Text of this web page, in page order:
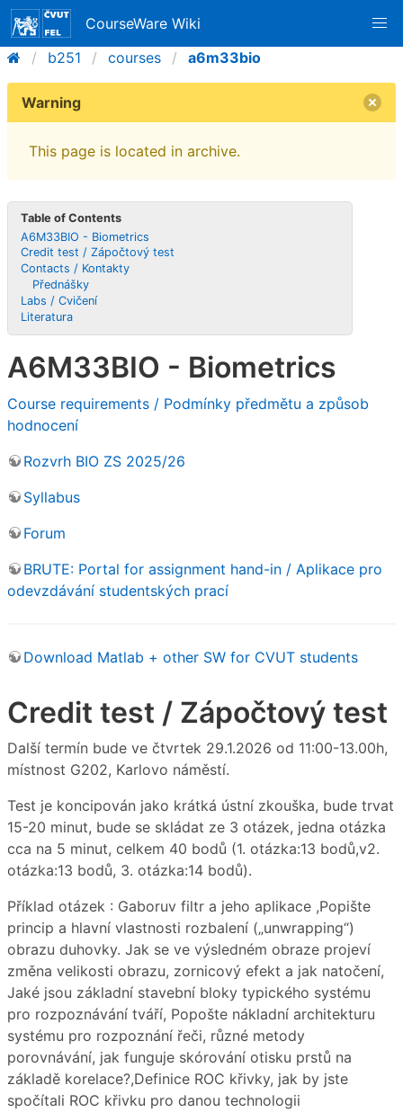
CourseWare Wiki
b251
courses a6m33bio
Warning
This page is located in archive.
Table of Contents
A6M33BIO - Biometrics
Credit test / Zápočtový test
Contacts / Kontakty
Přednášky
Labs / Cvičení
Literatura
A6M33BIO - Biometrics
Course requirements / Podmínky předmětu a způsob
hodnocení
Rozvrh BIO ZS 2025/26
Syllabus
Forum
BRUTE: Portal for assignment hand-in / Aplikace pro
odevzdávání studentských prací
Download Matlab + other SW for CVUT students
Credit test / Zápočtový test
Další termín bude ve čtvrtek 29.1.2026 od 11:00-13.00h,
místnost G202, Karlovo náměstí.
Test je koncipován jako krátká ústní zkouška, bude trvat
15-20 minut, bude se skládat ze 3 otázek, jedna otázka
cca na 5 minut, celkem 40 bodů (1. otázka:13 bodů,v2.
otázka:13 bodů, 3. otázka:14 bodů).
Příklad otázek : Gaboruv filtr a jeho aplikace ,Popište
princip a hlavní vlastnosti rozbalení („unwrapping“)
obrazu duhovky. Jak se ve výsledném obraze projeví
změna velikosti obrazu, zornicový efekt a jak natočení,
Jaké jsou základní stavební bloky typického systému
pro rozpoznávání tváří, Popošte nákladní architekturu
systému pro rozpoznání řeči, různé metody
porovnávání, jak funguje skórování otisku prstů na
základě korelace?,Definice ROC křivky, jak by jste
spočítali ROC křivku pro danou technologii